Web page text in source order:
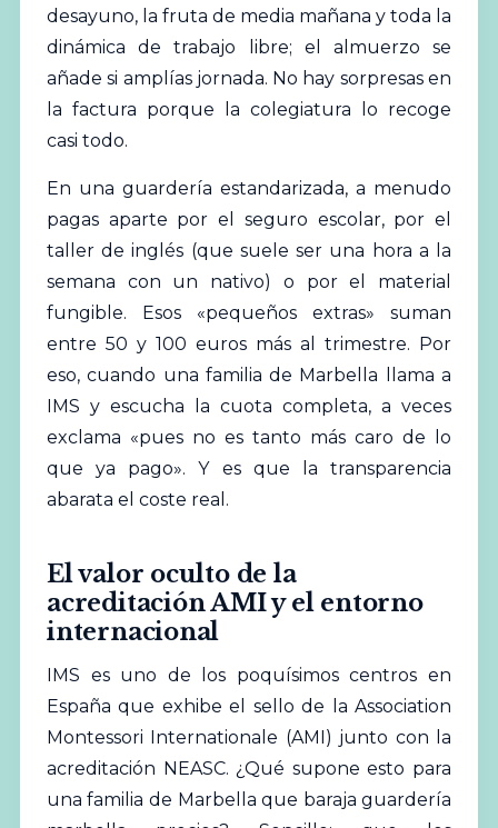
desayuno, la fruta de media mañana y toda la
dinámica de trabajo libre; el almuerzo se
añade si amplías jornada. No hay sorpresas en
la factura porque la colegiatura lo recoge
casi todo.
En una guardería estandarizada, a menudo
pagas aparte por el seguro escolar, por el
taller de inglés (que suele ser una hora a la
semana con un nativo) o por el material
fungible. Esos «pequeños extras» suman
entre 50 y 100 euros más al trimestre. Por
eso, cuando una familia de Marbella llama a
IMS y escucha la cuota completa, a veces
exclama «pues no es tanto más caro de lo
que ya pago». Y es que la transparencia
abarata el coste real.
El valor oculto de la
acreditación AMI y el entorno
internacional
IMS es uno de los poquísimos centros en
España que exhibe el sello de la Association
Montessori Internationale (AMI) junto con la
acreditación NEASC. ¿Qué supone esto para
una familia de Marbella que baraja guardería